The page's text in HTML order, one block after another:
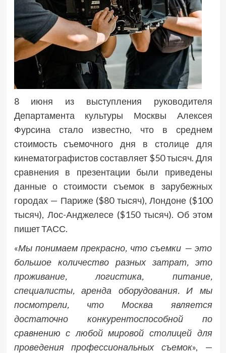
8 июня из выступления руководителя
Департамента культуры Москвы Алексея
Фурсина стало известно, что в среднем
стоимость съемочного дня в столице для
кинематографистов составляет $50 тысяч. Для
сравнения в презентации были приведены
данные о стоимости съемок в зарубежных
городах — Париже ($80 тысяч), Лондоне ($100
тысяч), Лос-Анджелесе ($150 тысяч). Об этом
пишет ТАСС.
«Мы понимаем прекрасно, что съемки — это
большое количество разных затрат, это
проживание, логистика, питание,
специалисты, аренда оборудования. И мы
посмотрели, что Москва является
достаточно конкурентоспособной по
сравнению с любой мировой столицей для
проведения профессиональных съемок», —